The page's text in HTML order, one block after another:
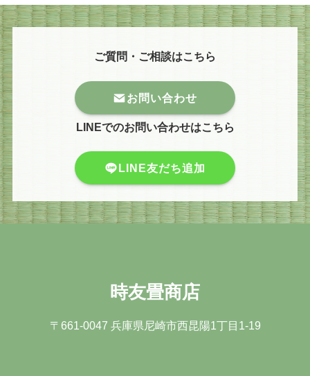
ご質問・ご相談はこちら
お問い合わせ
LINEでのお問い合わせはこちら
LINE友だち追加
時友畳商店
〒661-0047 兵庫県尼崎市⻄昆陽1丁⽬1-19